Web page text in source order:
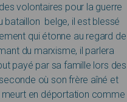
volontaires pour la guerre
bataillon belge, il est blessé
qui étonne au regard de
du marxisme, il parlera
payé par sa famille lors des
où son frère aîné et
en déportation comme